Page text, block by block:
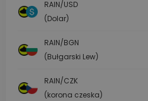
RAIN/USD
(Dolar)
RAIN/BGN
(Bułgarski Lew)
RAIN/CZK
(korona czeska)